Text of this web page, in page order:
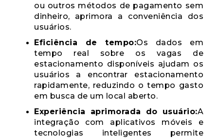
ou outros métodos de pagamento sem
dinheiro, aprimora a conveniência dos
usuários.
Eficiência de tempo:Os dados em
tempo real sobre os vagas de
estacionamento disponíveis ajudam os
usuários a encontrar estacionamento
rapidamente, reduzindo o tempo gasto
em busca de um local aberto.
Experiência aprimorada do usuário:A
integração com aplicativos móveis e
tecnologias inteligentes permite